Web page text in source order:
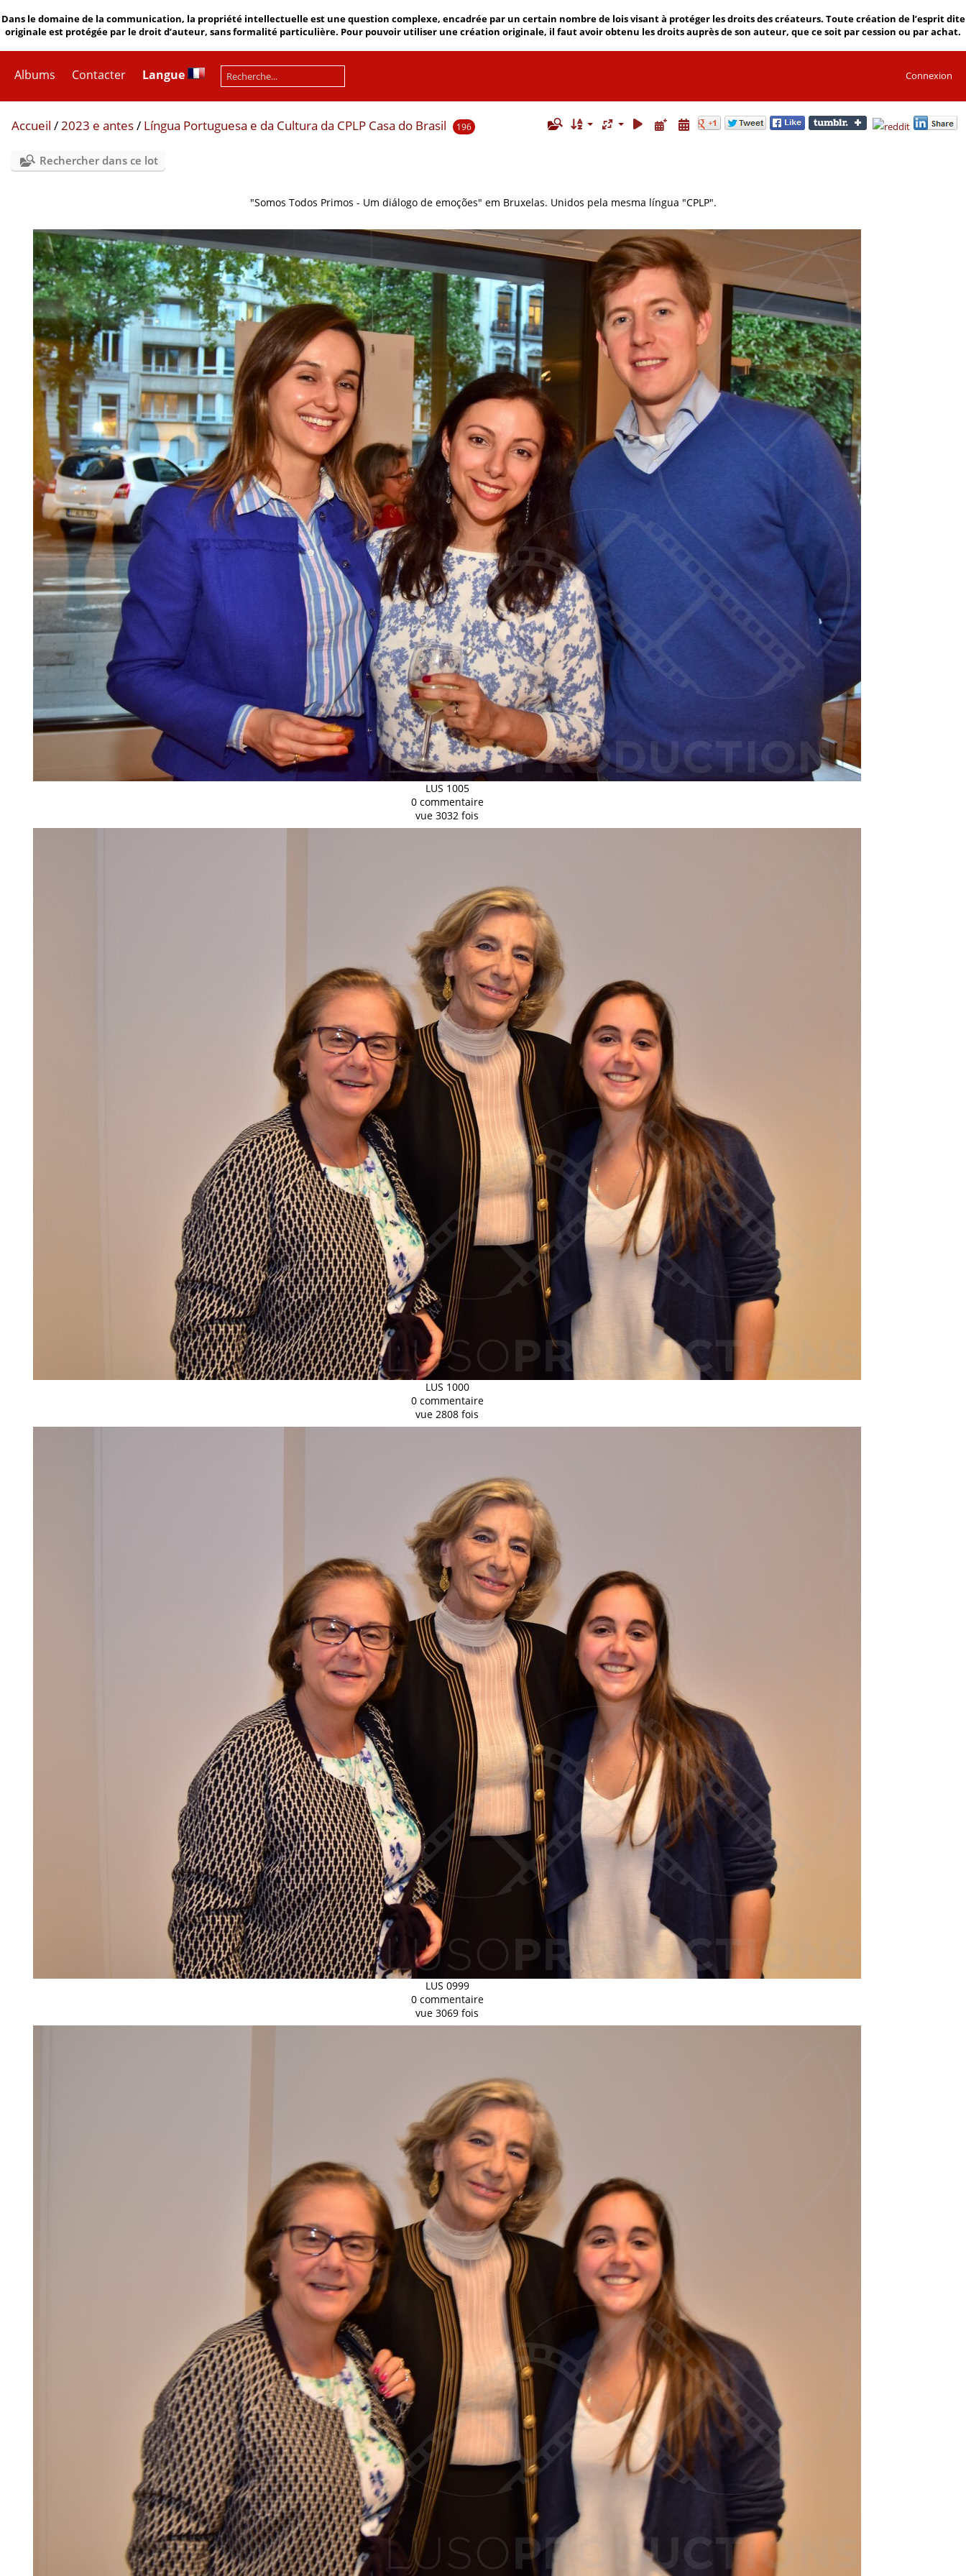
Dans le domaine de la communication, la propriété intellectuelle est une question complexe, encadrée par un certain nombre de lois visant à protéger les droits des créateurs. Toute création de l’esprit dite
originale est protégée par le droit d’auteur, sans formalité particulière. Pour pouvoir utiliser une création originale, il faut avoir obtenu les droits auprès de son auteur, que ce soit par cession ou par achat.
Albums Contacter Langue Connexion
Accueil / 2023 e antes/ Língua Portuguesa e da Cultura da CPLP Casa do Brasil 196
Rechercher dans ce lot
"Somos Todos Primos - Um diálogo de emoções" em Bruxelas. Unidos pela mesma língua "CPLP".
LUS 1005
0 commentaire
vue 3032 fois
LUS 1000
0 commentaire
vue 2808 fois
LUS 0999
0 commentaire
vue 3069 fois